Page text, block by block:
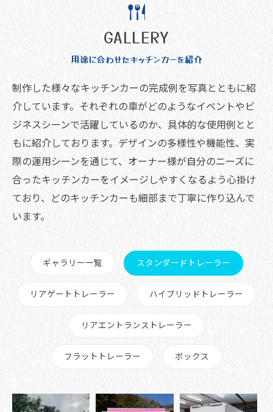
GALLERY
用途に合わせたキッチンカーを紹介
制作した様々なキッチンカーの完成例を写真とともに紹
介しています。それぞれの車がどのようなイベントやビ
ジネスシーンで活躍しているのか、具体的な使用例とと
もに紹介しております。デザインの多様性や機能性、実
際の運用シーンを通じて、オーナー様が自分のニーズに
合ったキッチンカーをイメージしやすくなるよう心掛け
ており、どのキッチンカーも細部まで丁寧に作り込んで
います。
ギャラリー一覧 スタンダードトレーラー
リアゲートトレーラー ハイブリッドトレーラー
リアエントランストレーラー
フラットトレーラー ボックス